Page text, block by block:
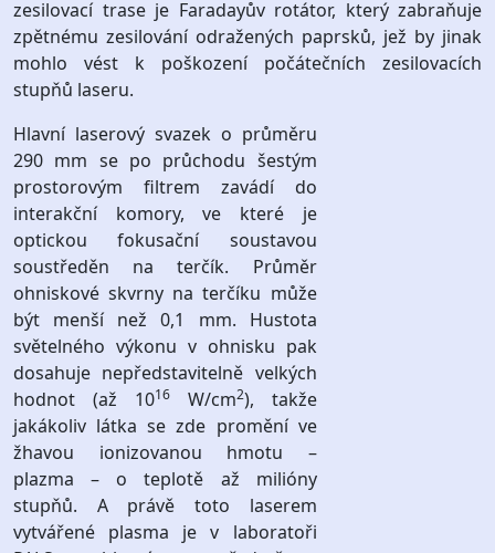
zesilovací trase je Faradayův rotátor, který zabraňuje
zpětnému zesilování odražených paprsků, jež by jinak
mohlo vést k poškození počátečních zesilovacích
stupňů laseru.
Hlavní laserový svazek o průměru
290 mm se po průchodu šestým
prostorovým filtrem zavádí do
interakční komory, ve které je
optickou fokusační soustavou
soustředěn na terčík. Průměr
ohniskové skvrny na terčíku může
být menší než 0,1 mm. Hustota
světelného výkonu v ohnisku pak
dosahuje nepředstavitelně velkých
hodnot (až 1016W/cm2), takže
jakákoliv látka se zde promění ve
žhavou ionizovanou hmotu –
plazma – o teplotě až milióny
stupňů. A právě toto laserem
vytvářené plasma je v laboratoři